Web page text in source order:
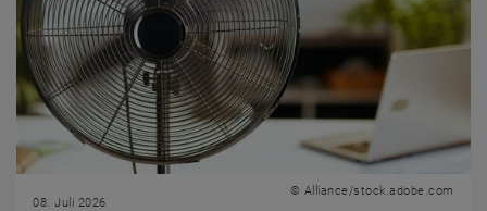
08. Juli 2026
© Alliance/stock.adobe.com